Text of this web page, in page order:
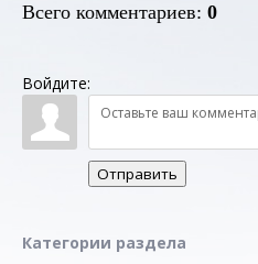
Всего комментариев: 0
Войдите:
Отправить
Категории раздела